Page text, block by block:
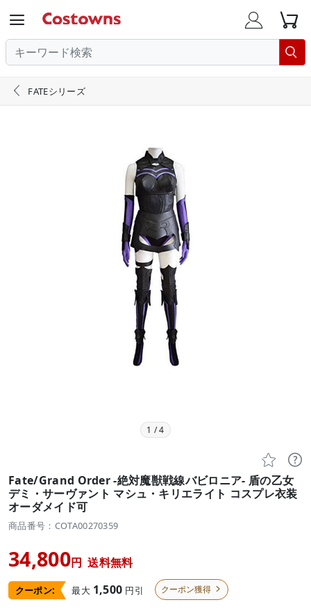
  

 FATEシリーズ
1 /4
 
Fate/Grand Order -絶対魔獣戦線バビロニア- 盾の乙女
デミ・サーヴァント マシュ・キリエライト コスプレ衣装
オーダメイド可
商品番号：COTA00270359
34,800円 送料無料
クーポン: 最大 1,500 円引 クーポン獲得 